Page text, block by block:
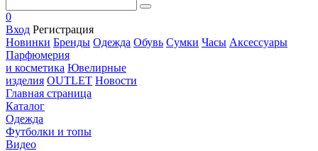
0
Вход Регистрация
Новинки Бренды Одежда Обувь Сумки Часы Аксессуары
Парфюмерия
и косметика Ювелирные
изделия OUTLET Новости
Главная страница
Каталог
Одежда
Футболки и топы
Видео